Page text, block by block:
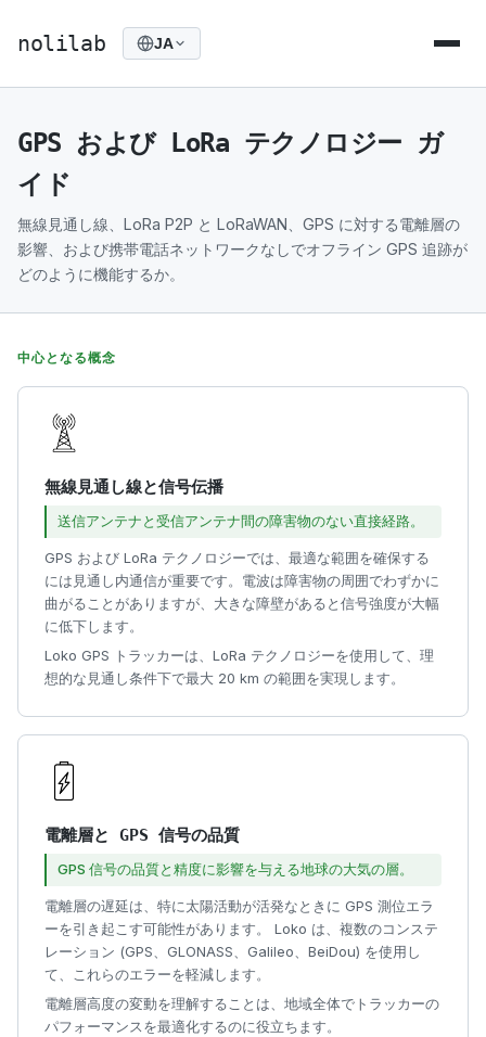
nolilab JA
GPS および LoRa テクノロジー ガ
イド
無線見通し線、LoRa P2P と LoRaWAN、GPS に対する電離層の
影響、および携帯電話ネットワークなしでオフライン GPS 追跡が
どのように機能するか。
中心となる概念
無線見通し線と信号伝播
送信アンテナと受信アンテナ間の障害物のない直接経路。
GPS および LoRa テクノロジーでは、最適な範囲を確保する
には見通し内通信が重要です。電波は障害物の周囲でわずかに
曲がることがありますが、大きな障壁があると信号強度が大幅
に低下します。
Loko GPS トラッカーは、LoRa テクノロジーを使用して、理
想的な見通し条件下で最大 20 km の範囲を実現します。
電離層と GPS 信号の品質
GPS 信号の品質と精度に影響を与える地球の大気の層。
電離層の遅延は、特に太陽活動が活発なときに GPS 測位エラ
ーを引き起こす可能性があります。 Loko は、複数のコンステ
レーション (GPS、GLONASS、Galileo、BeiDou) を使用し
て、これらのエラーを軽減します。
電離層高度の変動を理解することは、地域全体でトラッカーの
パフォーマンスを最適化するのに役立ちます。